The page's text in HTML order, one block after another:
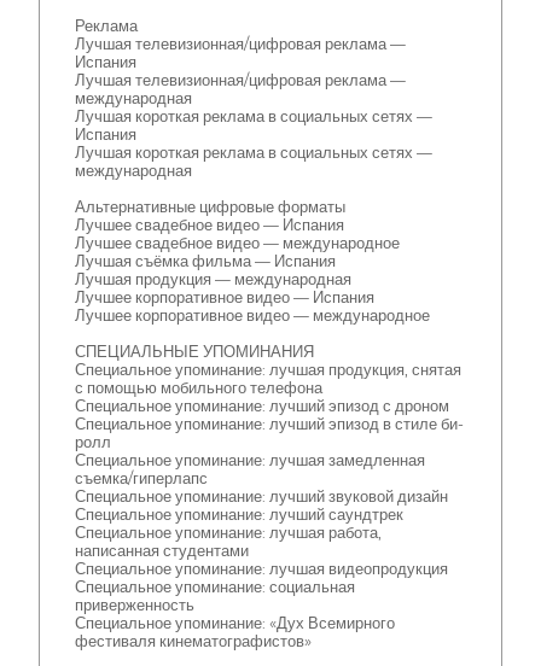
Реклама
Лучшая телевизионная/цифровая реклама —
Испания
Лучшая телевизионная/цифровая реклама —
международная
Лучшая короткая реклама в социальных сетях —
Испания
Лучшая короткая реклама в социальных сетях —
международная
Альтернативные цифровые форматы
Лучшее свадебное видео — Испания
Лучшее свадебное видео — международное
Лучшая съёмка фильма — Испания
Лучшая продукция — международная
Лучшее корпоративное видео — Испания
Лучшее корпоративное видео — международное
СПЕЦИАЛЬНЫЕ УПОМИНАНИЯ
Специальное упоминание: лучшая продукция, снятая
с помощью мобильного телефона
Специальное упоминание: лучший эпизод с дроном
Специальное упоминание: лучший эпизод в стиле би-
ролл
Специальное упоминание: лучшая замедленная
съемка/гиперлапс
Специальное упоминание: лучший звуковой дизайн
Специальное упоминание: лучший саундтрек
Специальное упоминание: лучшая работа,
написанная студентами
Специальное упоминание: лучшая видеопродукция
Специальное упоминание: социальная
приверженность
Специальное упоминание: «Дух Всемирного
фестиваля кинематографистов»